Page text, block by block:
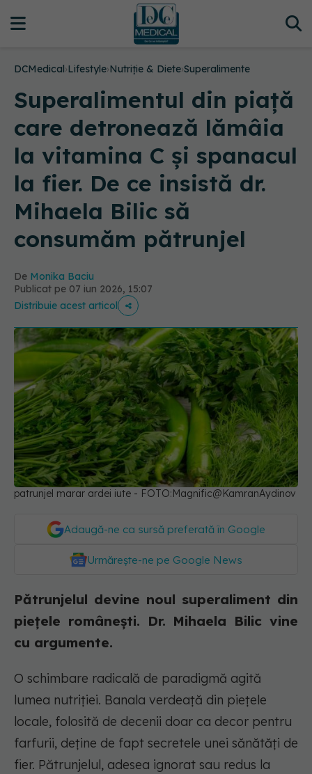
DCMedical›Lifestyle›Nutriție & Diete›Superalimente
Superalimentul din piață
care detronează lămâia
la vitamina C și spanacul
la fier. De ce insistă dr.
Mihaela Bilic să
consumăm pătrunjel
De Monika Baciu
Publicat pe 07 iun 2026, 15:07
Distribuie acest articol
patrunjel marar ardei iute - FOTO:Magnific@KamranAydinov
Adaugă-ne ca sursă preferată în Google
Urmărește-ne pe Google News
Pătrunjelul devine noul superaliment din
piețele românești. Dr. Mihaela Bilic vine
cu argumente.
O schimbare radicală de paradigmă agită
lumea nutriției. Banala verdeață din piețele
locale, folosită de decenii doar ca decor pentru
farfurii, deține de fapt secretele unei sănătăți de
fier. Pătrunjelul, adesea ignorat sau redus la